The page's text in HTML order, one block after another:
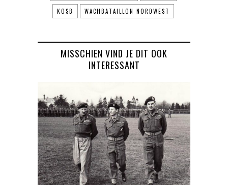
KOSB WACHBATAILLON NORDWEST
MISSCHIEN VIND JE DIT OOK
INTERESSANT